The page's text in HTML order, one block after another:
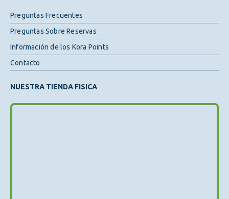
Preguntas Frecuentes
Preguntas Sobre Reservas
Información de los Kora Points
Contacto
NUESTRA TIENDA FISICA